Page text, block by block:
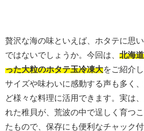
贅沢な海の味といえば、ホタテに思
ではないでしょうか。今回は、 北海
った大粒のホタテ玉冷凍大をご紹介し
サイズや味わいに感動する声も多く
ど様々な料理に活用できます。実は
れた稚貝が、荒波の中で逞しく育つ
たもので、保存にも便利なチャック